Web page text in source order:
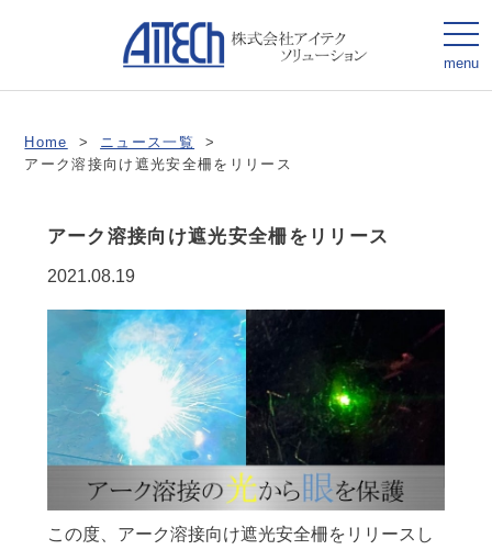
menu
Home > ニュース一覧
>
アーク溶接向け遮光安全柵をリリース
アーク溶接向け遮光安全柵をリリース
2021.08.19
この度、アーク溶接向け遮光安全柵をリリースし